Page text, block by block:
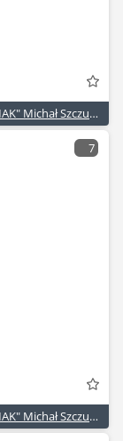
Zakład Produkcyjno-Handlowo-Usługowy "AWEMAK" Michał Szczuraszek
7
Zakład Produkcyjno-Handlowo-Usługowy "AWEMAK" Michał Szczuraszek